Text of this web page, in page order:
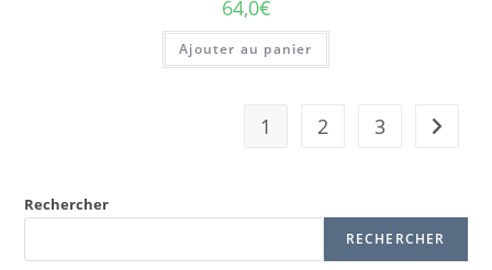
64,0€
Ajouter au panier
1 2 3
Rechercher
RECHERCHER